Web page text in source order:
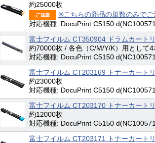
約25000枚
※こちらの商品の単数のみで
対応機種: DocuPrint C5150
富士フイルム CT350904 ドラムカート
約70000枚 / 各色（C/M/Y/K）用として4
対応機種: DocuPrint C5150
富士フイルム CT203169 トナーカート
約23000枚
対応機種: DocuPrint C5150
富士フイルム CT203170 トナーカート
約12000枚
対応機種: DocuPrint C5150
富士フイルム CT203171 トナーカート